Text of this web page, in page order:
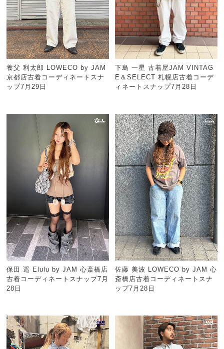
養父 利太郎 LOWECO by JAM
京都店古着コーディネートスナ
ップ7月29日
下島 一星 古着屋JAM VINTAG
E＆SELECT 札幌店古着コーデ
ィネートスナップ7月28日
保田 遥 Elulu by JAM 心斎橋店
古着コーディネートスナップ7月
28日
佐藤 美波 LOWECO by JAM 心
斎橋店古着コーディネートスナ
ップ7月28日